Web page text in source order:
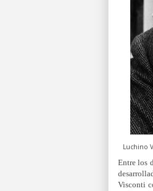
Luchino
Entre los
Visconti